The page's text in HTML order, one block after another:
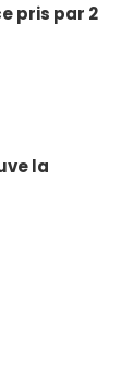
pris par 2
la